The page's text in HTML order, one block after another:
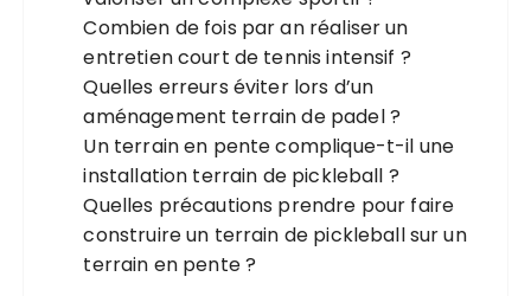
Combien de fois par an réaliser un
entretien court de tennis intensif ?
Quelles erreurs éviter lors d’un
aménagement terrain de padel ?
Un terrain en pente complique-t-il une
installation terrain de pickleball ?
Quelles précautions prendre pour faire
construire un terrain de pickleball sur un
terrain en pente ?